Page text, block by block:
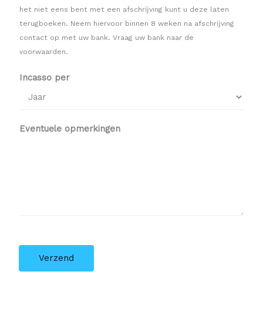
het niet eens bent met een afschrĳving kunt u deze laten
terugboeken. Neem hiervoor binnen 8 weken na afschrĳving
contact op met uw bank. Vraag uw bank naar de
voorwaarden.
Incasso per
Eventuele opmerkingen
Verzend